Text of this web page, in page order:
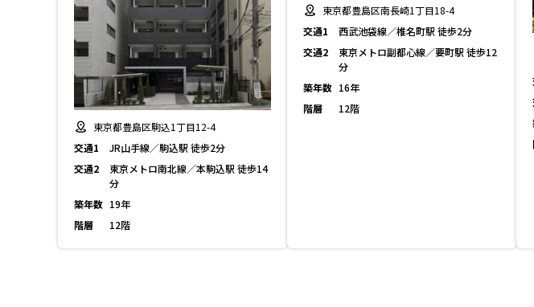
東京都豊島区駒込1丁目12-4
交通1
JR山手線／駒込駅 徒歩2分
交通2
東京メトロ南北線／本駒込駅 徒歩14
分
築年数 19年
階層
12階
東京都豊島区南長崎1丁目18-4
交通1
西武池袋線／椎名町駅 徒歩2分
交通2
東京メトロ副都心線／要町駅 徒歩12
分
築年数 16年
階層
12階